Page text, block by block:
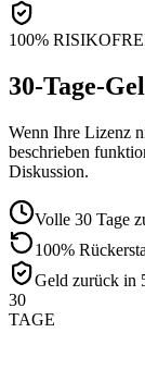
100%
30-Tage-
Wenn Ihre Lizenz
beschrieben
Diskussion.
Volle 30 Tage
100%
Geld zurück in
30
TAGE